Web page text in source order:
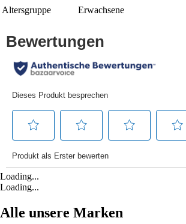
Altersgruppe
Erwachsene
Loading...
Loading...
Alle unsere Marken